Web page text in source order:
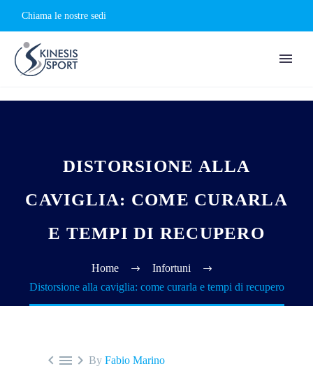
Chiama le nostre sedi
DISTORSIONE ALLA
CAVIGLIA: COME CURARLA
E TEMPI DI RECUPERO
Home
Infortuni
Distorsione alla caviglia: come curarla e tempi di recupero
   By Fabio Marino